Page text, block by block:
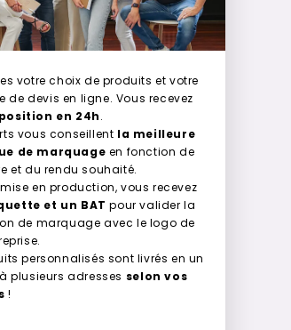
votre choix de produits et votre
de devis en ligne. Vous recevez
en 24h.
vous conseillent la meilleure
de marquage en fonction de
et du rendu souhaité.
en production, vous recevez
et un BAT pour valider la
de marquage avec le logo de
personnalisés sont livrés en un
plusieurs adresses selon vos
!